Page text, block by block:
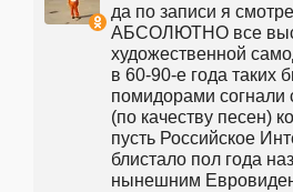
да по записи я
АБСОЛЮТНО все
художественной
в 60-90-е года таких
помидорами согнали
(по качеству песен)
пусть Российское
блистало пол года
нынешним